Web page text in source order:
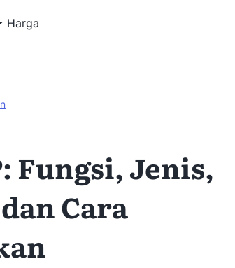
Harga
Fungsi, Jenis,
Cara